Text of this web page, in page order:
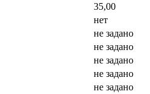
35,00
нет
не задано
не задано
не задано
не задано
не задано